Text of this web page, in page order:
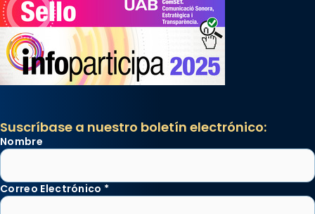
Suscríbase a nuestro boletín electrónico:
Nombre
Correo Electrónico *